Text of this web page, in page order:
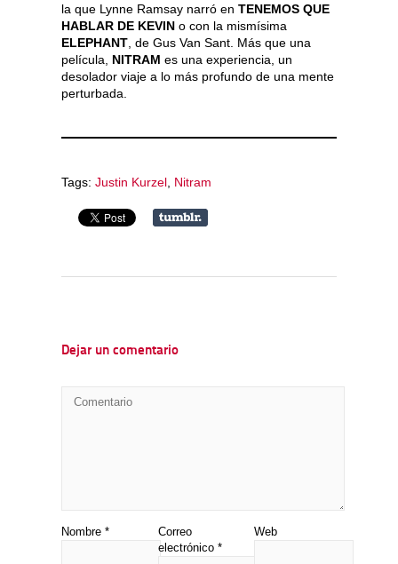
la que Lynne Ramsay narró en TENEMOS QUE
HABLAR DE KEVIN o con la mismísima
ELEPHANT , de Gus Van Sant. Más que una
película, NITRAM es una experiencia, un
desolador viaje a lo más profundo de una mente
perturbada.
Tags: Justin Kurzel Nitram
Dejar un comentario
Nombre *
Correo
electrónico *
Web